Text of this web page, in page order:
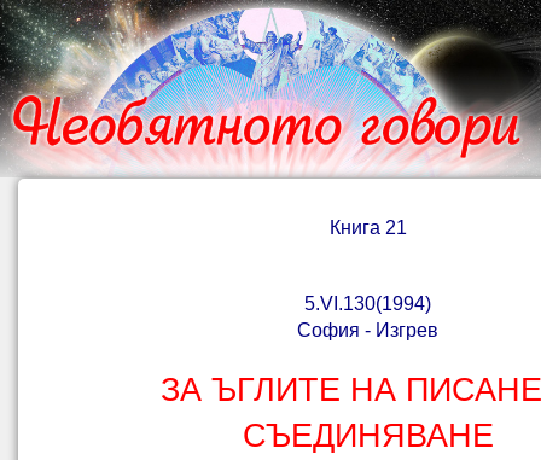
Книга 21
5.VI .130(1994)
София - Изгрев
ЗА ЪГЛИТЕ НА
СЪЕДИНЯВАНЕ